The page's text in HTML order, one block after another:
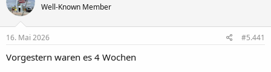
e
l
l
e
e
l
t
m
Well-Known Member
16. Mai 2026 #5.441
Vorgestern waren es 4 Wochen